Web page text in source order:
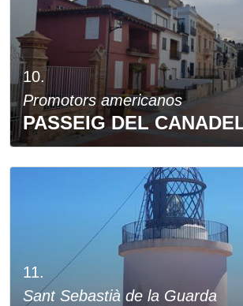
10.
Promotors americanos
PASSEIG DEL
11.
Sant Sebastià de la Guarda